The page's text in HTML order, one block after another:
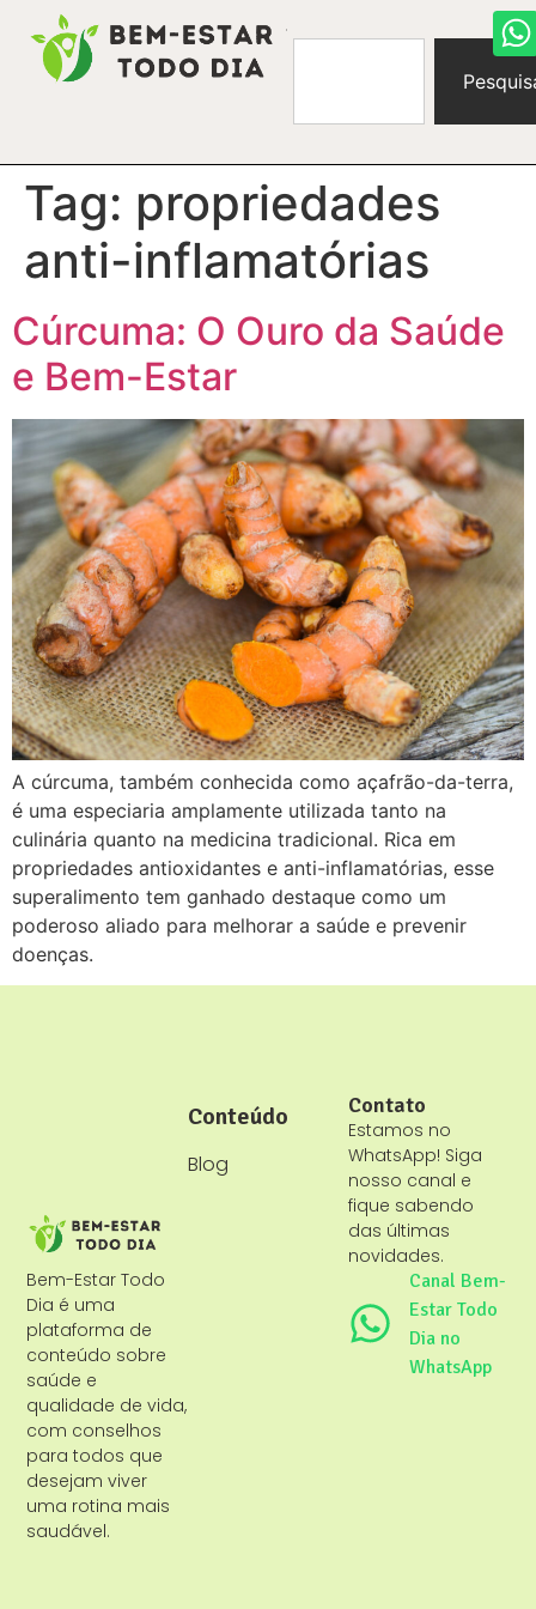
Tag: propriedades
anti-inflamatórias
Cúrcuma: O Ouro da Saúde
e Bem-Estar
A cúrcuma, também conhecida como açafrão-da-terra,
é uma especiaria amplamente utilizada tanto na
culinária quanto na medicina tradicional. Rica em
propriedades antioxidantes e anti-inflamatórias, esse
superalimento tem ganhado destaque como um
poderoso aliado para melhorar a saúde e prevenir
doenças.
Bem-Estar Todo
Dia é uma
plataforma de
conteúdo sobre
saúde e
qualidade de vida,
com conselhos
para todos que
desejam viver
uma rotina mais
saudável.
Conteúdo
Blog
Contato
Estamos no
WhatsApp! Siga
nosso canal e
fique sabendo
das últimas
novidades.
Canal Bem-
Estar Todo
Dia no
WhatsApp